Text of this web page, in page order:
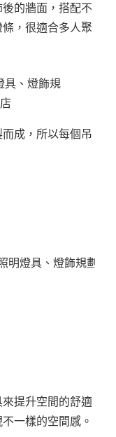
的牆面，搭配不
，很適合多人聚
成，所以每個吊
提升空間的舒適
一樣的空間感。